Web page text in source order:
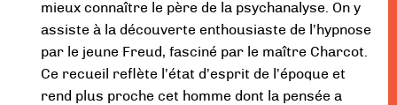
mieux connaître le père de la psychanalyse. On y
assiste à la découverte enthousiaste de l’hypnose
par le jeune Freud, fasciné par le maître Charcot.
Ce recueil reflète l’état d’esprit de l’époque et
rend plus proche cet homme dont la pensée a